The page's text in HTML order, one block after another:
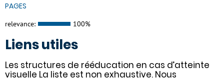
PAGES
relevance: 100%
Liens utiles
Les structures de rééducation en cas d’atteinte
visuelle La liste est non exhaustive. Nous